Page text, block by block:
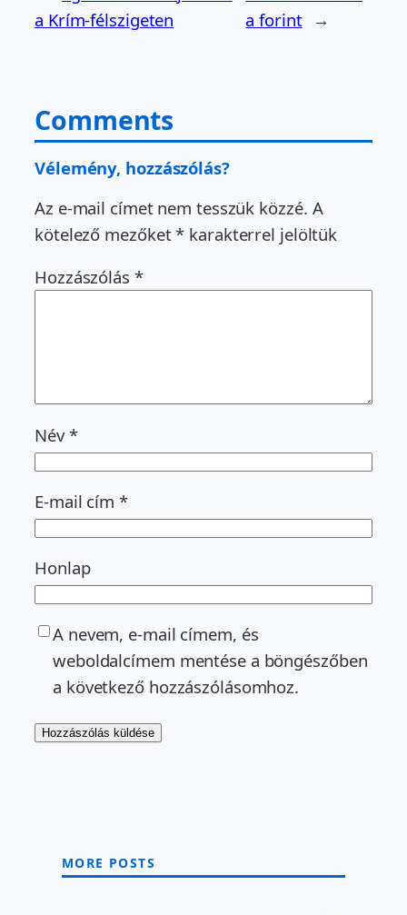
a Krím-félszigeten
a forint →
Comments
Vélemény, hozzászólás?
Az e-mail címet nem tesszük közzé. A
kötelező mezőket* karakterrel jelöltük
Hozzászólás *
Név*
E-mail cím *
Honlap
A nevem, e-mail címem, és
weboldalcímem mentése a böngészőben
a következő hozzászólásomhoz.
MORE POSTS